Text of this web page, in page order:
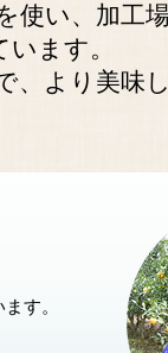
使い、加工
ます。
、より美味
す。